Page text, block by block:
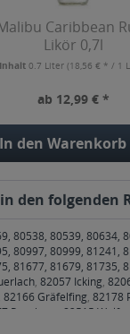
Caribbean
Likör 0,7l
Inhalt 0.7 Liter (18,56 € * / 1
ab 12,99 € *
In den Warenkorb
den
80538, 80539,
80997, 80999,
81677, 81679,
, 82057 Icking,
82166 Gräfelfing, 82178
Penzberg 82515